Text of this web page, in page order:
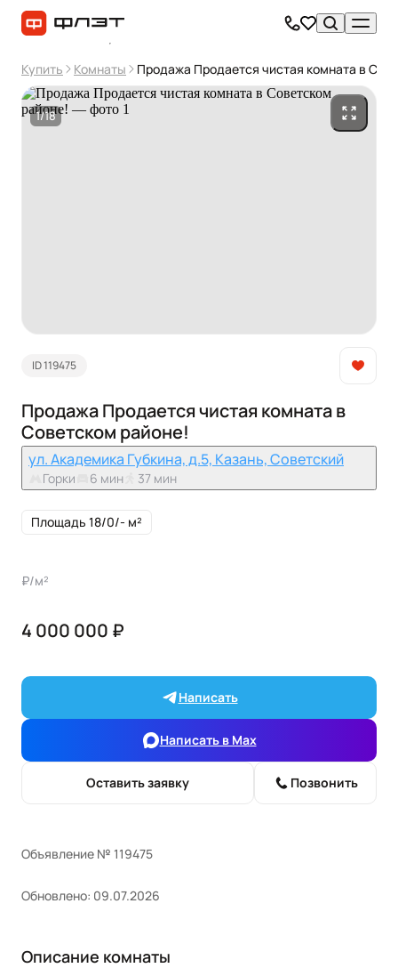
Купить Комнаты Продажа Продается чистая комната в
1/18
ID 119475
Продажа Продается чистая комната в
Советском районе!
ул. Академика Губкина, д.5, Казань, Советский
Горки 6 мин 37 мин
Площадь 18/0/- м²
₽/м²
4 000 000 ₽
Написать
Написать в Max
Оставить заявку Позвонить
Объявление № 119475
Обновлено: 09.07.2026
Описание комнаты